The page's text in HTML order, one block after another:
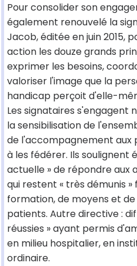
Pour consolider son
également renouvelé la
Jacob, éditée en juin 2015,
action les douze grands
exprimer les besoins,
valoriser l'image que la
handicap perçoit d'elle-
Les signataires
la sensibilisation de
de l'accompagnement aux
à les fédérer. Ils soulignent
actuelle » de répondre aux
qui restent « très démunis
formation, de moyens et
patients. Autre directive :
réussies » ayant permis
en milieu hospitalier, en
ordinaire.